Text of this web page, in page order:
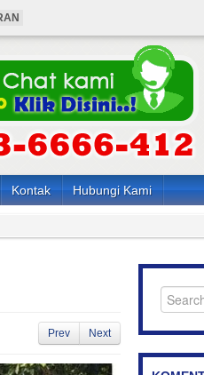
Kontak Hubungi Kami
Prev Next